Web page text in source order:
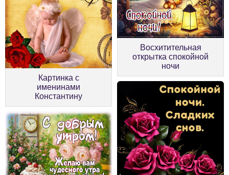
Картинка с
именинами
Константину
Восхитительная
открытка спокойной
ночи